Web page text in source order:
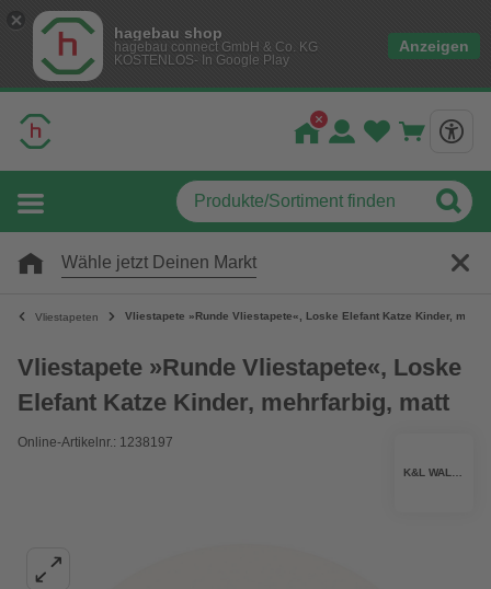
hagebau shop
hagebau connect GmbH & Co. KG
KOSTENLOS- In Google Play
Anzeigen
Wähle jetzt Deinen Markt
Vliestapeten Vliestapete »Runde Vliestapete«, Loske Elefant Katze Kinder,
Vliestapete »Runde Vliestapete«, Loske
Elefant Katze Kinder, mehrfarbig, matt
Online-Artikelnr.: 1238197